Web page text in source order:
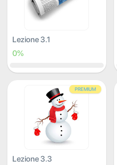
Lezione 3.1
0%
PREMIUM
Lezione 3.3